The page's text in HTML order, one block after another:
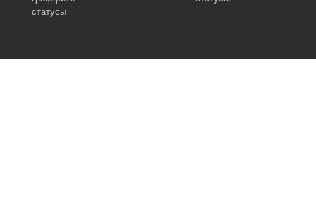
статусы